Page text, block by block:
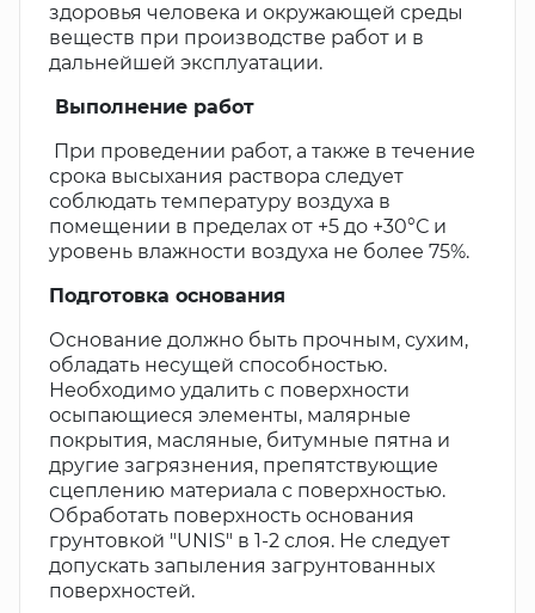
здоровья человека и окружающей среды
веществ при производстве работ и в
дальнейшей эксплуатации.
Выполнение работ
При проведении работ, а также в течение
срока высыхания раствора следует
соблюдать температуру воздуха в
помещении в пределах от +5 до +30°С и
уровень влажности воздуха не более 75%.
Подготовка основания
Основание должно быть прочным, сухим,
обладать несущей способностью.
Необходимо удалить с поверхности
осыпающиеся элементы, малярные
покрытия, масляные, битумные пятна и
другие загрязнения, препятствующие
сцеплению материала с поверхностью.
Обработать поверхность основания
грунтовкой "UNIS" в 1-2 слоя. Не следует
допускать запыления загрунтованных
поверхностей.